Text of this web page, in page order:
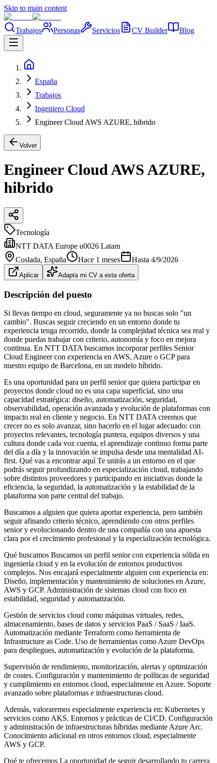
Skip to main content
Trabajos Personas Servicios CV Builder Blog
España
Trabajos
Ingeniero Cloud
Engineer Cloud AWS AZURE, hibrido
Volver
Engineer Cloud AWS AZURE,
hibrido
Tecnología
NTT DATA Europe u0026 Latam
Coslada, España Hace 1 meses Hasta 4/9/2026
Aplicar Adapta mi CV a esta oferta
Descripción del puesto
Si llevas tiempo en cloud, seguramente ya no buscas solo "un
cambio". Buscas seguir creciendo en un entorno donde tu
experiencia tenga recorrido, donde la complejidad técnica sea real y
donde puedas trabajar con criterio, autonomía y foco en mejora
continua. En NTT DATA buscamos incorporar perfiles Senior
Cloud Engineer con experiencia en AWS, Azure o GCP para
nuestro equipo de Barcelona, en un modelo híbrido.
Es una oportunidad para un perfil senior que quiera participar en
proyectos donde cloud no es una capa superficial, sino una
capacidad estratégica: diseño, automatización, seguridad,
observabilidad, operación avanzada y evolución de plataformas con
impacto real en cliente y negocio. En NTT DATA creemos que
crecer no es solo avanzar, sino hacerlo en el lugar adecuado: con
proyectos relevantes, tecnología puntera, equipos diversos y una
cultura donde cada voz cuenta, el aprendizaje continuo forma parte
del día a día y la innovación se impulsa desde una mentalidad AI‐
first. Qué vas a encontrar aquí Te unirás a un entorno en el que
podrás seguir profundizando en especialización cloud, trabajando
sobre distintos proveedores y participando en iniciativas donde la
eficiencia, la seguridad, la automatización y la estabilidad de la
plataforma son parte central del trabajo.
Buscamos a alguien que quiera aportar experiencia, pero también
seguir afinando criterio técnico, aprendiendo con otros perfiles
senior y evolucionando dentro de una compañía con una apuesta
clara por el crecimiento profesional y la especialización tecnológica.
Qué buscamos Buscamos un perfil senior con experiencia sólida en
ingeniería cloud y en la evolución de entornos productivos
complejos. Nos encajará especialmente alguien con experiencia en:
Diseño, implementación y mantenimiento de soluciones en Azure,
AWS y GCP. Administración de sistemas cloud con foco en
estabilidad, seguridad y automatización.
Gestión de servicios cloud como máquinas virtuales, redes,
almacenamiento, bases de datos y servicios PaaS / SaaS / IaaS.
Automatización mediante Terraform como herramienta de
Infrastructure as Code. Uso de herramientas como Azure DevOps
para despliegues, automatización y evolución de la plataforma.
Supervisión de rendimiento, monitorización, alertas y optimización
de costes. Configuración y mantenimiento de políticas de seguridad
y cumplimiento en entornos cloud, especialmente en Azure. Soporte
avanzado sobre plataformas e infraestructuras cloud.
Además, valoraremos especialmente experiencia en: Kubernetes y
servicios como AKS. Entornos y prácticas de CI/CD. Configuración
y administración de infraestructuras híbridas mediante Azure Arc.
Conocimiento adicional en otros entornos cloud, especialmente
AWS y GCP.
Qué te ofrecemos La oportunidad de seguir desarrollando tu carrera